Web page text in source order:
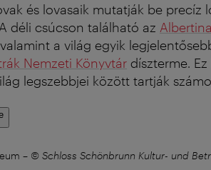
és lovasaik mutatják be precíz
déli csúcson található az Albertina
a világ egyik
Nemzeti Könyvtár díszterme.
legszebbjei között tartják
– © Schloss Schönbrunn Kultur- und